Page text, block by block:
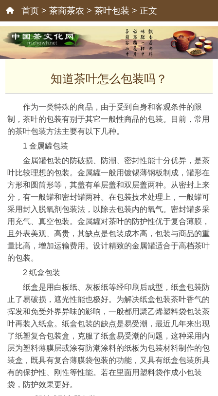
首页 > 茶商茶农 > 茶叶包装 > 正文
知道茶叶怎么包装吗？
作为一类特殊的商品，由于受到自身和客观条件的限
制，茶叶的包装有别于其它一般性商品的包装。目前，常用
的茶叶包装方法主要有以下几种。
1 金属罐包装
金属罐包装的防破损、防潮、密封性能十分优异，是茶
叶比较理想的包装。金属罐一般用镀锡薄钢板制成，罐形在
方形和圆筒形等，其盖有单层盖和双层盖两种。从密封上来
分，有一般罐和密封罐两种。在包装技术处理上，一般罐可
采用封入脱氧剂包装法，以除去包装内的氧气。密封罐多采
用充气、真空包装。金属罐对茶叶的防护性优于复合薄膜，
且外表美观、高贵，其缺点是包装成本高，包装与商品的重
量比高，增加运输费用。设计精致的金属罐适合于高档茶叶
的包装。
2 纸盒包装
纸盒是用白板纸、灰板纸等经印刷后成型，纸盒包装防
止了易破损，遮光性能也极好。为解决纸盒包装茶叶香气的
挥发和免受外界异味的影响，一般都用聚乙烯塑料袋包装茶
叶再装入纸盒。纸盒包装的缺点是易受潮，最近几年来出现
了纸塑复合包装盒，克服了纸盒易受潮的问题，这种采用内
层为塑料薄膜层或涂有防潮涂料的纸板为包装材料制作的包
装盒，既具有复合薄膜袋包装的功能，又具有纸盒包装所具
有的保护性、刚性等性能。若在里面用塑料袋作成小包装
袋，防护效果更好。